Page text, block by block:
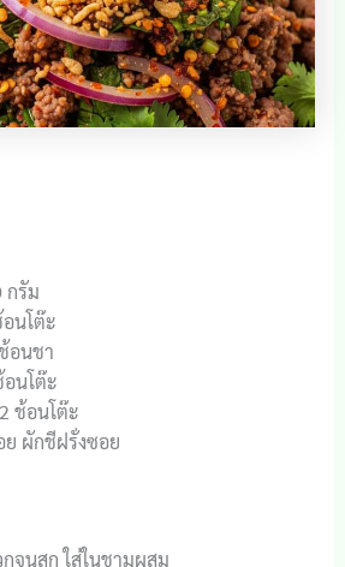
กรัม
นโต๊ะ
อนชา
นโต๊ะ
ช้อนโต๊ะ
ผักชีฝรั่งซอย
จนสุก ใส่ในชามผสม